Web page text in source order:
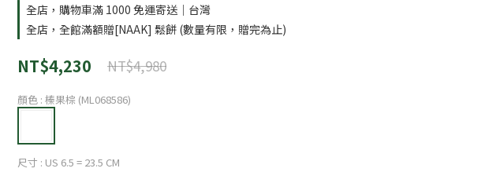
全店，購物車滿 1000 免運寄送｜台灣
全店，全館滿額贈[NAAK] 鬆餅 (數量有限，贈完為止)
NT$4,230 NT$4,980
顏色 : 榛果棕 (ML068586)
尺寸 : US 6.5 = 23.5 CM